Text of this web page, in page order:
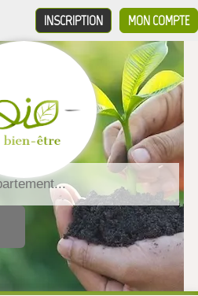
MON COMPTE
INSCRIPTION